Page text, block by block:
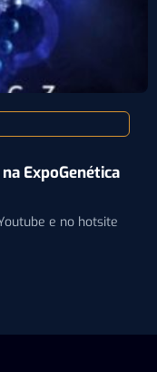
ExpoGenética
e no hotsite